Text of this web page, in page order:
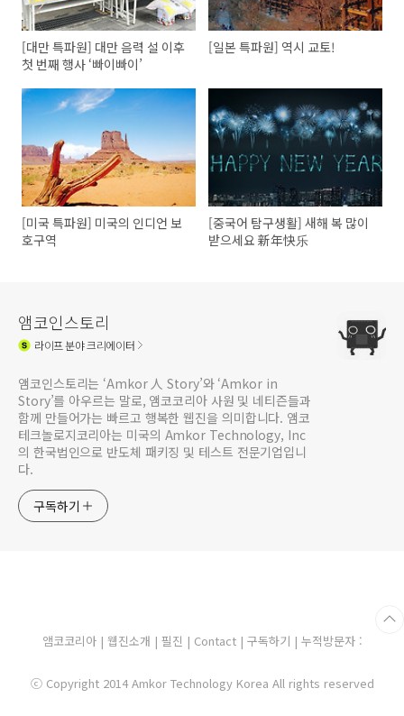
[대만 특파원] 대만 음력 설 이후
첫 번째 행사 ‘빠이빠이’
[일본 특파원] 역시 교토!
[미국 특파원] 미국의 인디언 보
호구역
[중국어 탐구생활] 새해 복 많이
받으세요 新年快乐
앰코인스토리
라이프분야 크리에이터
앰코인스토리는 ‘Amkor 人 Story’와 ‘Amkor in
Story’를 아우르는 말로, 앰코코리아 사원 및 네티즌들과
함께 만들어가는 빠르고 행복한 웹진을 의미합니다. 앰코
테크놀로지코리아는 미국의 Amkor Technology, Inc
의 한국법인으로 반도체 패키징 및 테스트 전문기업입니
다.
구독하기
앰코코리아| 웹진소개 | 필진 | Contact | 구독하기 | 누적방문자 :
ⓒ Copyright 2014 Amkor Technology Korea All rights reserved